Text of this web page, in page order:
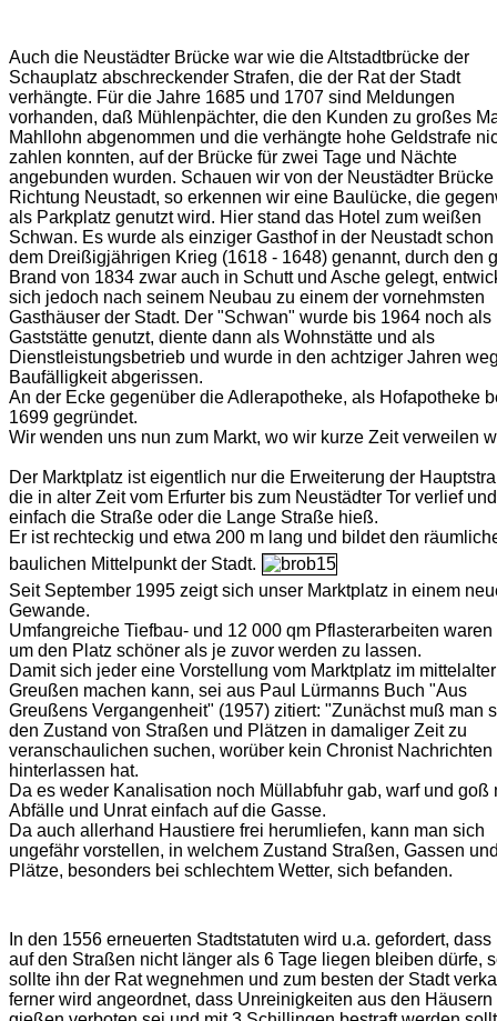
Auch die Neustädter Brücke war wie die Altstadtbrücke der
Schauplatz abschreckender Strafen, die der Rat der Stadt
verhängte. Für die Jahre 1685 und 1707 sind Meldungen
vorhanden, daß Mühlenpächter, die den Kunden zu großes
Mahllohn abgenommen und die verhängte hohe Geldstrafe
zahlen konnten, auf der Brücke für zwei Tage und Nächte
angebunden wurden. Schauen wir von der Neustädter Brücke
Richtung Neustadt, so erkennen wir eine Baulücke, die
als Parkplatz genutzt wird. Hier stand das Hotel zum weißen
Schwan. Es wurde als einziger Gasthof in der Neustadt
dem Dreißigjährigen Krieg (1618 - 1648) genannt, durch den
Brand von 1834 zwar auch in Schutt und Asche gelegt,
sich jedoch nach seinem Neubau zu einem der vornehmsten
Gasthäuser der Stadt. Der "Schwan" wurde bis 1964 noch als
Gaststätte genutzt, diente dann als Wohnstätte und als
Dienstleistungsbetrieb und wurde in den achtziger Jahren
Baufälligkeit abgerissen.
An der Ecke gegenüber die Adlerapotheke, als Hofapotheke
1699 gegründet.
Wir wenden uns nun zum Markt, wo wir kurze Zeit verweilen
Der Marktplatz ist eigentlich nur die Erweiterung der
die in alter Zeit vom Erfurter bis zum Neustädter Tor verlief und
einfach die Straße oder die Lange Straße hieß.
Er ist rechteckig und etwa 200 m lang und bildet den
baulichen Mittelpunkt der Stadt.
Seit September 1995 zeigt sich unser Marktplatz in einem
Gewande.
Umfangreiche Tiefbau- und 12 000 qm Pflasterarbeiten waren
um den Platz schöner als je zuvor werden zu lassen.
Damit sich jeder eine Vorstellung vom Marktplatz im
Greußen machen kann, sei aus Paul Lürmanns Buch "Aus
Greußens Vergangenheit" (1957) zitiert: "Zunächst muß man
den Zustand von Straßen und Plätzen in damaliger Zeit zu
veranschaulichen suchen, worüber kein Chronist Nachrichten
hinterlassen hat.
Da es weder Kanalisation noch Müllabfuhr gab, warf und goß
Abfälle und Unrat einfach auf die Gasse.
Da auch allerhand Haustiere frei herumliefen, kann man sich
ungefähr vorstellen, in welchem Zustand Straßen, Gassen
Plätze, besonders bei schlechtem Wetter, sich befanden.
In den 1556 erneuerten Stadtstatuten wird u.a. gefordert, dass
auf den Straßen nicht länger als 6 Tage liegen bleiben dürfe,
sollte ihn der Rat wegnehmen und zum besten der Stadt
ferner wird angeordnet, dass Unreinigkeiten aus den Häusern